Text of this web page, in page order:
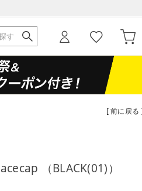
[ 前に戻る
（BLACK(01)）